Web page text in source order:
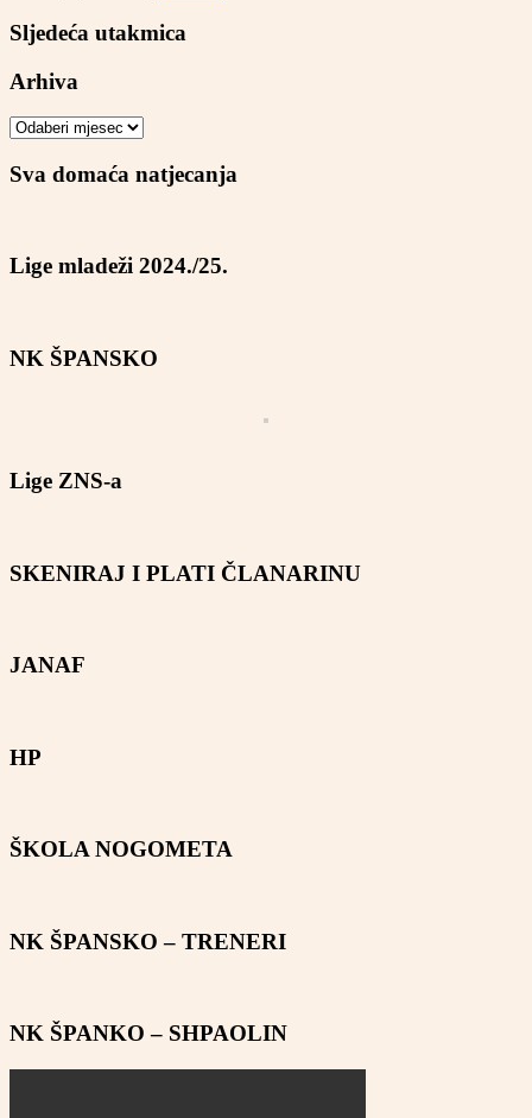
Sljedeća utakmica
Arhiva
Arhiva
Sva domaća natjecanja
Lige mladeži 2024./25.
NK ŠPANSKO
Lige ZNS-a
SKENIRAJ I PLATI ČLANARINU
JANAF
HP
ŠKOLA NOGOMETA
NK ŠPANSKO – TRENERI
NK ŠPANKO – SHPAOLIN